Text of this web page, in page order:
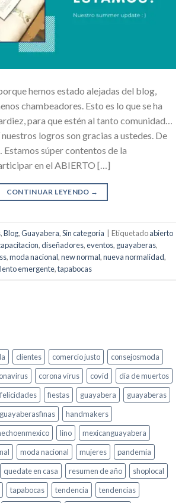
hemos estado alejadas del blog,
chambeadores. Esto es lo que se ha
para que estén al tanto comunidad…
nuestros logros son gracias a ustedes. De
súper contentos de la
en el ABIERTO […]
CONTINUAR LEYENDO →
,Blog,Guayabera,Sin categoría Etiquetadoabierto
,diseñadores,eventos, guayaberas,
,moda nacional,new normal,nueva normalidad,
emergente,tapabocas
clientes comercio justo
consejosmoda
corona virus covid
dia de muertos
felicidades fiestas guayabera
guayaberas
guayaberasfinas
handmakers
lino
mexicanguayabera
moda nacional mujeres
pandemia
quedate en casa resumen de año
shoplocal
tapabocas tendencia
tendencias